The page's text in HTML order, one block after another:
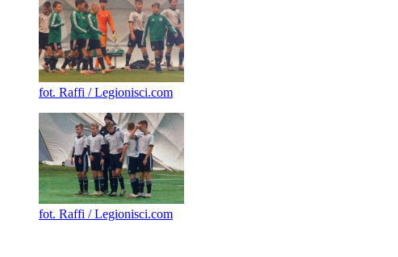
fot. Raffi / Legionisci.com
fot. Raffi / Legionisci.com